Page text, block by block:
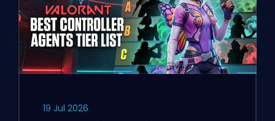
19 Jul 2026